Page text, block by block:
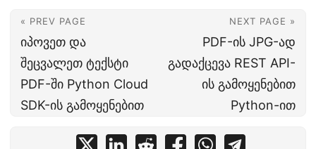
« PREV PAGE
იპოვეთ და
შეცვალეთ ტექსტი
PDF-ში Python Cloud
SDK-ის გამოყენებით
NEXT PAGE »
PDF-ის JPG-ად
გადაქცევა REST API-
ის გამოყენებით
Python-ით